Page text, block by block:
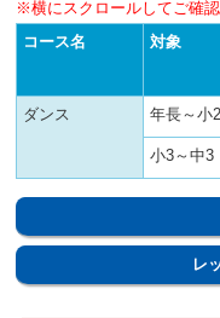
※横にスクロールしてご確認
コース名
対象
ダンス
年長～小2
小3～中3
レ